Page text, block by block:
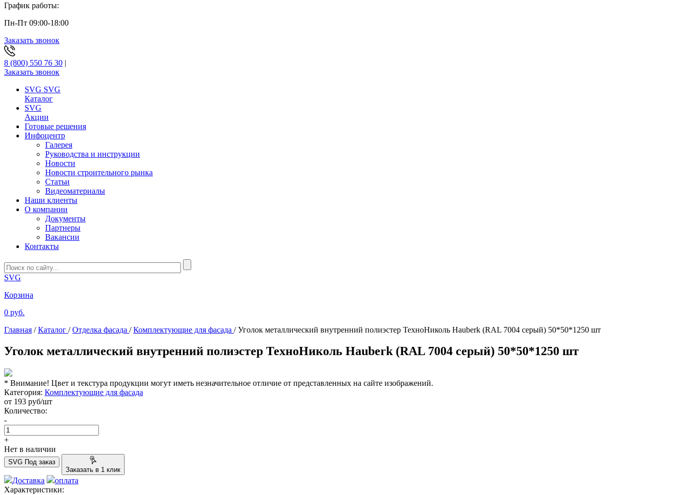
График работы:
Пн-Пт 09:00-18:00
Заказать звонок
8 (800) 550 76 30 |
Заказать звонок
SVG SVG
Каталог
SVG
Акции
Готовые решения
Инфоцентр
Галерея
Руководства и инструкции
Новости
Новости строительного рынка
Статьи
Видеоматериалы
Наши клиенты
О компании
Документы
Партнеры
Вакансии
Контакты
SVG
Корзина
0 руб.
Главная / Каталог / Отделка фасада / Комплектующие для фасада / Уголок металлический внутренний полиэстер ТехноНиколь Hauberk (RAL 7004 серый) 50*50*1250 шт
Уголок металлический внутренний полиэстер ТехноНиколь Hauberk (RAL 7004 серый) 50*50*1250 шт
* Внимание! Цвет и текстура продукции могут иметь незначительное отличие от представленных на сайте изображений.
Категория: Комплектующие для фасада
от 193 руб/шт
Количество:
-
+
Нет в наличии
SVG Под заказ
Заказать в 1 клик
Доставка
оплата
Характеристики: